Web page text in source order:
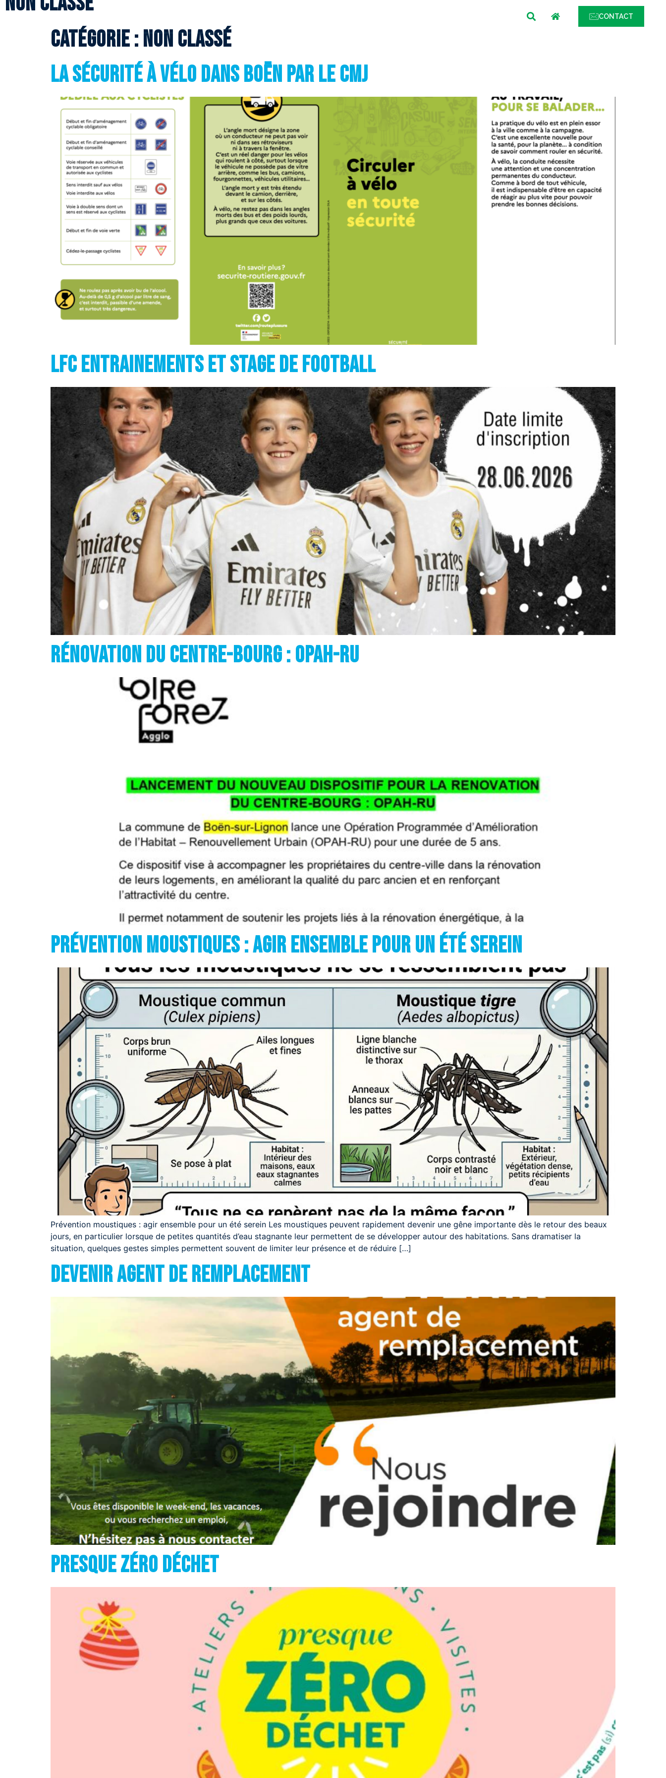
CONTACT
Catégorie : Non classé
La sécurité à vélo dans Boën par le CMJ
LFC entrainements et stage de football
rénovation du centre-bourg : opah-ru
Prévention moustiques : agir ensemble pour un été serein
Prévention moustiques : agir ensemble pour un été serein Les moustiques peuvent rapidement devenir une gêne importante dès le retour des beaux
jours, en particulier lorsque de petites quantités d’eau stagnante leur permettent de se développer autour des habitations. Sans dramatiser la
situation, quelques gestes simples permettent souvent de limiter leur présence et de réduire […]
DEVENIR AGENT DE REMPLACEMENT
PRESQUE ZÉRO DÉCHET